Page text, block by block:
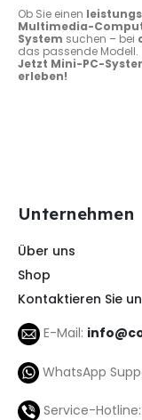
Ob Sie einen
Multimedia-
System suchen – bei
das passende Modell.
Jetzt Mini-PC-
erleben!
Unternehmen
Über uns
Shop
Kontaktieren Sie
E-Mail:
WhatsApp
Service-Hotline: